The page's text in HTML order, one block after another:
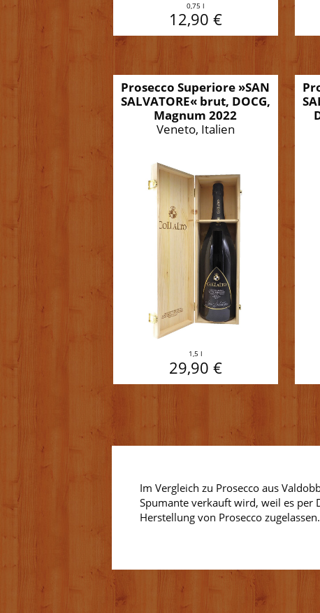
0,75 l
12,90 €
Prosecco Superiore »SAN
SALVATORE« brut, DOCG,
Magnum 2022
Veneto, Italien
1,5 l
29,90 €
Im Vergleich zu Prosecco aus
Spumante verkauft wird, weil es per
Herstellung von Prosecco zugelassen.